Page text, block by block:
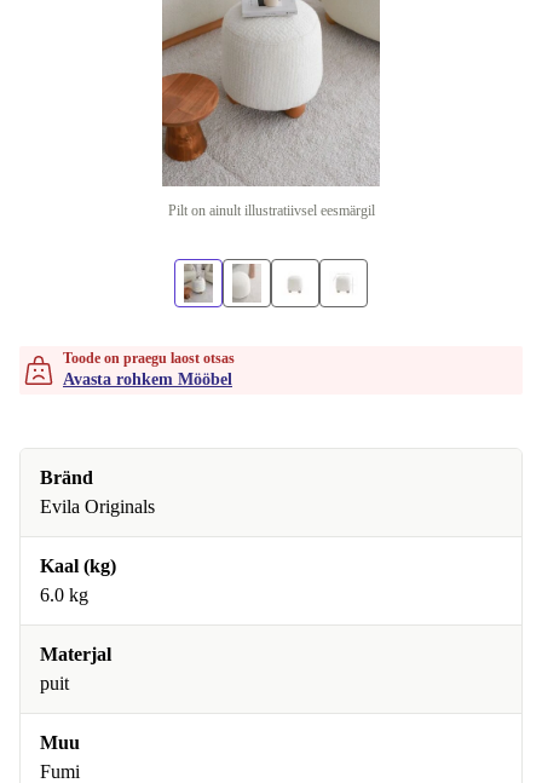
Pilt on ainult illustratiivsel eesmärgil
Toode on praegu laost otsas
Avasta rohkem Mööbel
Bränd
Evila Originals
Kaal (kg)
6.0 kg
Materjal
puit
Muu
Fumi